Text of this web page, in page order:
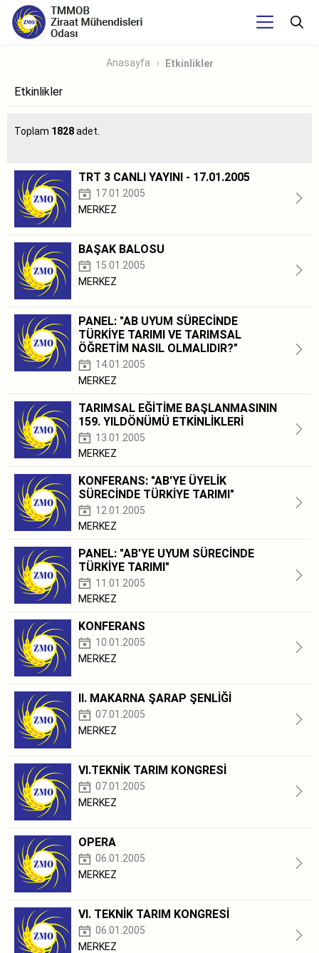
Anasayfa Etkinlikler
Etkinlikler
Toplam 1828adet.
TRT 3 CANLI YAYINI - 17.01.2005
17.01.2005
MERKEZ
BAŞAK BALOSU
15.01.2005
MERKEZ
PANEL: "AB UYUM SÜRECİNDE
TÜRKİYE TARIMI VE TARIMSAL
ÖĞRETİM NASIL OLMALIDIR?"
14.01.2005
MERKEZ
TARIMSAL EĞİTİME BAŞLANMASININ
159. YILDÖNÜMÜ ETKİNLİKLERİ
13.01.2005
MERKEZ
KONFERANS: "AB'YE ÜYELİK
SÜRECİNDE TÜRKİYE TARIMI"
12.01.2005
MERKEZ
PANEL: "AB'YE UYUM SÜRECİNDE
TÜRKİYE TARIMI"
11.01.2005
MERKEZ
KONFERANS
10.01.2005
MERKEZ
II. MAKARNA ŞARAP ŞENLİĞİ
07.01.2005
MERKEZ
VI.TEKNİK TARIM KONGRESİ
07.01.2005
MERKEZ
OPERA
06.01.2005
MERKEZ
VI. TEKNİK TARIM KONGRESİ
06.01.2005
MERKEZ